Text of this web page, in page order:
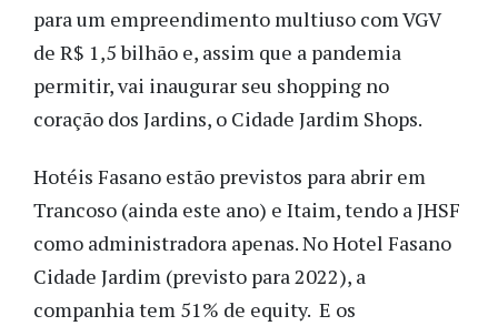
para um empreendimento multiuso com VGV
de R$ 1,5 bilhão e, assim que a pandemia
permitir, vai inaugurar seu shopping no
coração dos Jardins, o Cidade Jardim Shops.
Hotéis Fasano estão previstos para abrir em
Trancoso (ainda este ano) e Itaim, tendo a JHSF
como administradora apenas. No Hotel Fasano
Cidade Jardim (previsto para 2022), a
companhia tem 51% de equity. E os